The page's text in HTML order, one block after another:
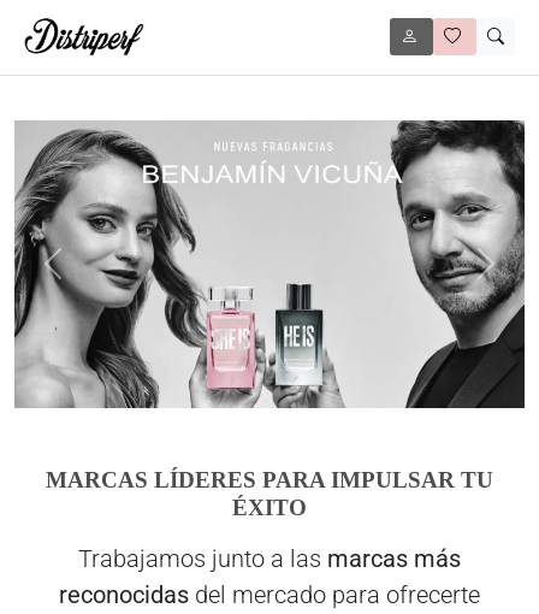
Anterior
MARCAS LÍDERES PARA IMPULSAR TU
ÉXITO
Trabajamos junto a las marcas más
reconocidas del mercado para ofrecerte